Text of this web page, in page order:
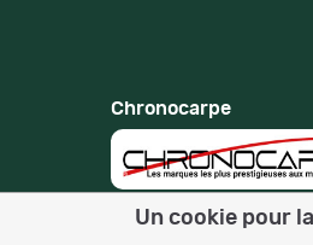
Chronocarpe
Un cookie pour